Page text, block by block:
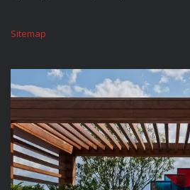
Sitemap